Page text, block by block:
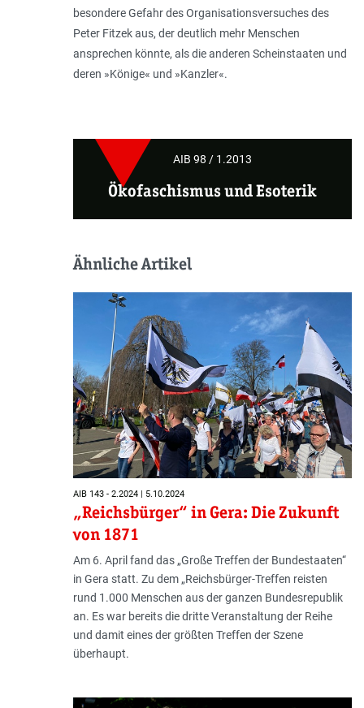
besondere Gefahr des Organisationsversuches des
Peter Fitzek aus, der deutlich mehr Menschen
ansprechen könnte, als die anderen Scheinstaaten und
deren »Könige« und »Kanzler«.
AIB 98 / 1.2013
Ökofaschismus und Esoterik
Ähnliche Artikel
AIB 143 - 2.2024 | 5.10.2024
„Reichsbürger“ in Gera: Die Zukunft
von 1871
Am 6. April fand das „Große Treffen der Bundestaaten“
in Gera statt. Zu dem „Reichsbürger-Treffen reisten
rund 1.000 Menschen aus der ganzen Bundesrepublik
an. Es war bereits die dritte Veranstaltung der Reihe
und damit eines der größten Treffen der Szene
überhaupt.